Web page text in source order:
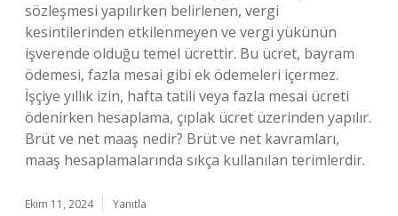
sözleşmesi yapılırken belirlenen, vergi
kesintilerinden etkilenmeyen ve vergi yükünün
işverende olduğu temel ücrettir. Bu ücret, bayram
ödemesi, fazla mesai gibi ek ödemeleri içermez.
İşçiye yıllık izin, hafta tatili veya fazla mesai ücreti
ödenirken hesaplama, çıplak ücret üzerinden yapılır.
Brüt ve net maaş nedir? Brüt ve net kavramları,
maaş hesaplamalarında sıkça kullanılan terimlerdir.
Ekim 11, 2024 Yanıtla